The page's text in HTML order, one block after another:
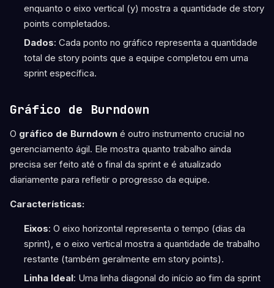
enquanto o eixo vertical (y) mostra a quantidade de story
points completados.
Dados: Cada ponto no gráfico representa a quantidade
total de story points que a equipe completou em uma
sprint específica.
Gráfico de Burndown
O gráfico de Burndown é outro instrumento crucial no
gerenciamento ágil. Ele mostra quanto trabalho ainda
precisa ser feito até o final da sprint e é atualizado
diariamente para refletir o progresso da equipe.
Características:
Eixos: O eixo horizontal representa o tempo (dias da
sprint), e o eixo vertical mostra a quantidade de trabalho
restante (também geralmente em story points).
Linha Ideal: Uma linha diagonal do início ao fim da sprint